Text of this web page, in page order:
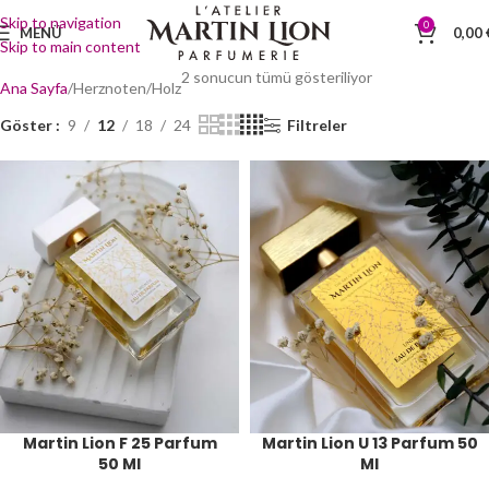
Skip to navigation
Skip to main content
MENÜ 0 0,00
Ana Sayfa Herznoten Holz
2 sonucun tümü gösteriliyor
Göster 9 12 18 24 Filtreler
Martin Lion F 25 Parfum
50 Ml
Martin Lion U 13 Parfum 50
Ml